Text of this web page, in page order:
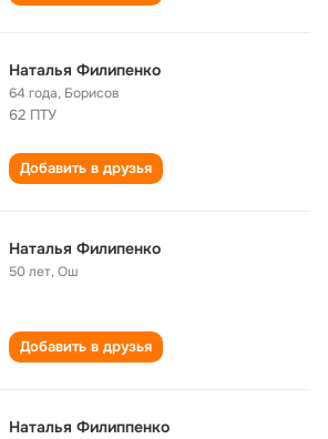
Наталья Филипенко
64 года, Борисов
62 ПТУ
Добавить в друзья
Наталья Филипенко
50 лет,Ош
Добавить в друзья
Наталья Филиппенко